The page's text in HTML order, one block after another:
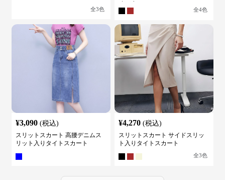
全3色 全4色
¥3,090 (税込)
スリットスカート 高腰デニムス
リット入りタイトスカート
¥4,270 (税込)
スリットスカート サイドスリッ
ト入りタイトスカート
全3色